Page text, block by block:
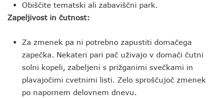
Obiščite tematski ali zabaviščni park.
Zapeljivost in čutnost:
Za zmenek pa ni potrebno zapustiti domačega
zapečka. Nekateri pari pač uživajo v domači čutni
solni kopeli, zabeljeni s prižganimi svečkami in
plavajočimi cvetnimi listi. Zelo sproščujoč zmenek
po napornem delovnem dnevu.